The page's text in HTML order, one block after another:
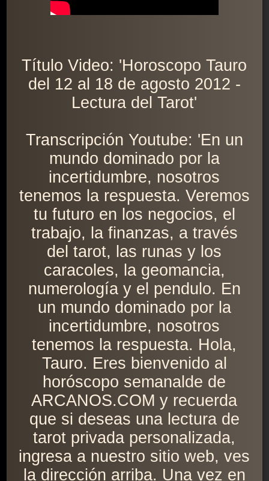
Título Video: 'Horoscopo Tauro
del 12 al 18 de agosto 2012 -
Lectura del Tarot'
Transcripción Youtube: 'En un
mundo dominado por la
incertidumbre, nosotros
tenemos la respuesta. Veremos
tu futuro en los negocios, el
trabajo, la finanzas, a través
del tarot, las runas y los
caracoles, la geomancia,
numerología y el pendulo. En
un mundo dominado por la
incertidumbre, nosotros
tenemos la respuesta. Hola,
Tauro. Eres bienvenido al
horóscopo semanalde de
ARCANOS.COM y recuerda
que si deseas una lectura de
tarot privada personalizada,
ingresa a nuestro sitio web, ves
la dirección arriba. Una vez en